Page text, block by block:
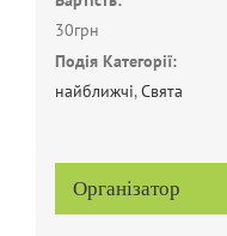
30грн
Подія Категорії:
найближчі,Свята
Організатор